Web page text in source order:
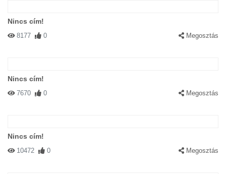
Nincs cím!
8177 0 Megosztás
Nincs cím!
7670 0 Megosztás
Nincs cím!
10472 0 Megosztás